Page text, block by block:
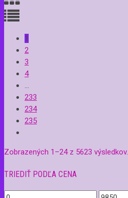
1
2
3
4
…
233
234
235
Zobrazených 1–24 z 5623 výsledkov.
TRIEDIŤ PODĽA CENA